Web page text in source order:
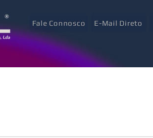
Fale Connosco E-Mail Direto